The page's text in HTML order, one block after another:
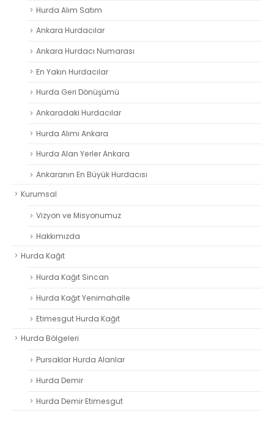
Hurda Alım Satım
Ankara Hurdacılar
Ankara Hurdacı Numarası
En Yakın Hurdacılar
Hurda Geri Dönüşümü
Ankaradaki Hurdacılar
Hurda Alımı Ankara
Hurda Alan Yerler Ankara
Ankaranın En Büyük Hurdacısı
Kurumsal
Vizyon ve Misyonumuz
Hakkımızda
Hurda Kağıt
Hurda Kağıt Sincan
Hurda Kağıt Yenimahalle
Etimesgut Hurda Kağıt
Hurda Bölgeleri
Pursaklar Hurda Alanlar
Hurda Demir
Hurda Demir Etimesgut